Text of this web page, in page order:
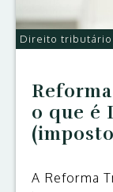
Direito tributário
o que é
A Reforma